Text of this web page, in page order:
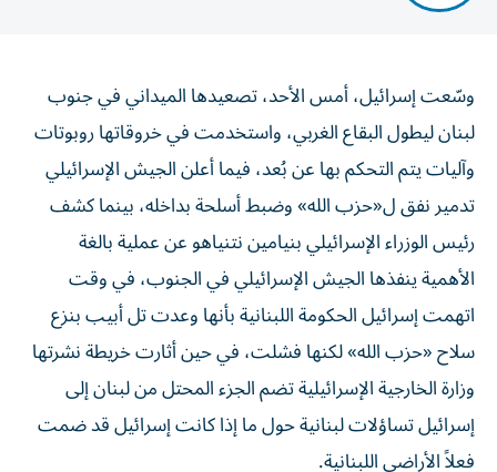
وسّعت إسرائيل، أمس الأحد، تصعيدها الميداني في جنوب
لبنان ليطول البقاع الغربي، واستخدمت في خروقاتها روبوتات
وآليات يتم التحكم بها عن بُعد، فيما أعلن الجيش الإسرائيلي
تدمير نفق ل«حزب الله» وضبط أسلحة بداخله، بينما كشف
رئيس الوزراء الإسرائيلي بنيامين نتنياهو عن عملية بالغة
الأهمية ينفذها الجيش الإسرائيلي في الجنوب، في وقت
اتهمت إسرائيل الحكومة اللبنانية بأنها وعدت تل أبيب بنزع
سلاح «حزب الله» لكنها فشلت، في حين أثارت خريطة نشرتها
وزارة الخارجية الإسرائيلية تضم الجزء المحتل من لبنان إلى
إسرائيل تساؤلات لبنانية حول ما إذا كانت إسرائيل قد ضمت
فعلاً الأراضي اللبنانية.